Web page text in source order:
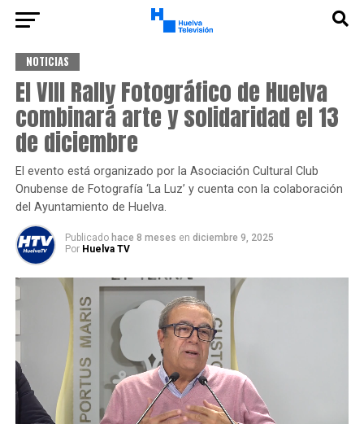
NOTICIAS
El VIII Rally Fotográfico de Huelva
combinará arte y solidaridad el 13
de diciembre
El evento está organizado por la Asociación Cultural Club
Onubense de Fotografía ‘La Luz’ y cuenta con la colaboración
del Ayuntamiento de Huelva.
Publicado hace 8 meses en diciembre 9, 2025
Por Huelva TV